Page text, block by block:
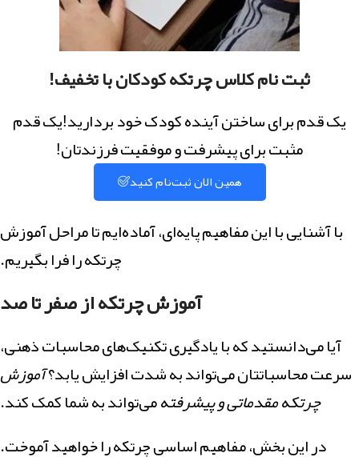
ثبت نام کلاس چرتکه کودکان با تخفیف!
یک قدم برای ساختن آینده کودک خود بردارید!یک قدم
مثبت برای پیشرفت و موفقیت فرزندتان!
همین الان ثبت‌نام کنید
با آشنایی با این مفاهیم پایه‌ای، آماده‌ایم تا مراحل آموزش
چرتکه را فرا بگیریم.
آموزش چرتکه از صفر تا صد
آیا می‌دانستید که با یادگیری تکنیک‌های محاسبات ذهنی،
سرعت محاسباتتان می‌تواند به شدت افزایش یابد؟آموزش
چرتکه مقدماتی و پیشرفتهمی‌تواند به شما کمک کند.
در این بخش، مفاهیم اساسی چرتکه را خواهید آموخت.